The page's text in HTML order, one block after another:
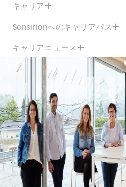
キャリア
Sensirionへのキャリアパス
キャリアニュース